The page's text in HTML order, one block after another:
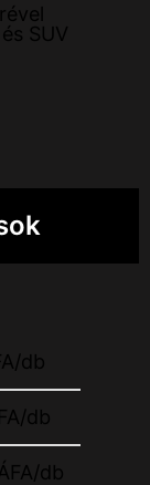
SUV
db
db
db